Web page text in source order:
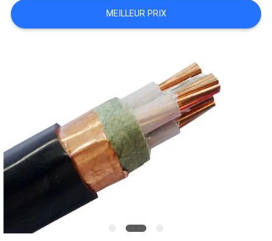
CONTACT
DEMANDE
DE
SOUMISSION
MEILLEUR PRIX